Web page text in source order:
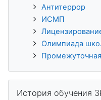
Антитеррор
ИСМП
Олимпиада
История обучения